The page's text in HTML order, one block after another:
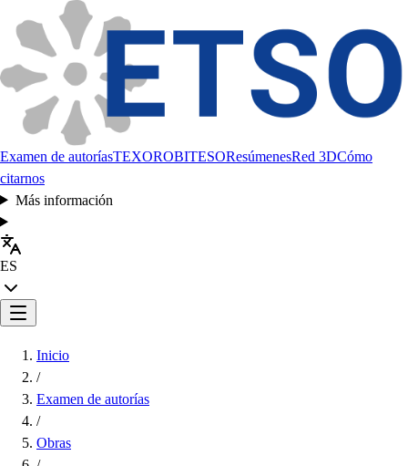
Examen de autoríasTEXOROBITESOResúmenesRed 3DCómo
citarnos
Más información
ES
Inicio
/
Examen de autorías
/
Obras